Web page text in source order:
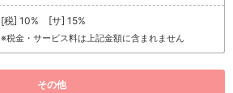
[税] 10% [サ] 15%
※税金・サービス料は上記金額に含まれません
その他